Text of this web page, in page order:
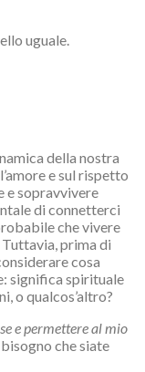
uguale.
della nostra
e sul rispetto
e sopravvivere
di connetterci
che vivere
prima di
cosa
significa spirituale
o qualcos’altro?
e permettere al mio
che siate